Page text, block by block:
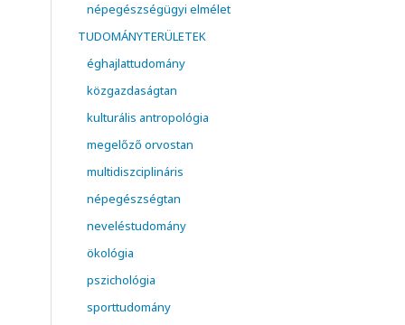
népegészségügyi elmélet
TUDOMÁNYTERÜLETEK
éghajlattudomány
közgazdaságtan
kulturális antropológia
megelőző orvostan
multidiszciplináris
népegészségtan
neveléstudomány
ökológia
pszichológia
sporttudomány